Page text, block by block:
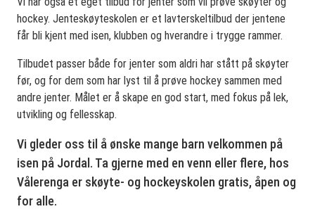
hockey. Jenteskøyteskolen er et lavterskeltilbud der jentene
får bli kjent med isen, klubben og hverandre i trygge rammer.
Tilbudet passer både for jenter som aldri har stått på skøyter
før, og for dem som har lyst til å prøve hockey sammen med
andre jenter. Målet er å skape en god start, med fokus på lek,
utvikling og fellesskap.
Vi gleder oss til å ønske mange barn velkommen på
isen på Jordal. Ta gjerne med en venn eller flere, hos
Vålerenga er skøyte- og hockeyskolen gratis, åpen og
for alle.